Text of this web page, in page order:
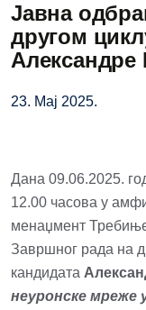
Јавна
другом
Александре
23. Мај 2025.
Дана 09.06.2025.
12.00 часова у
менаџмент
Завршног рада на
кандидата
неуронске мреже